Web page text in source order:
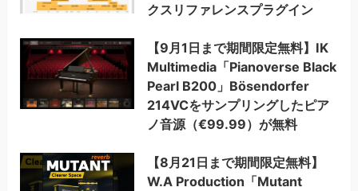
クスリファレンスプラグイン
【9月1日まで期間限定無料】IK
Multimedia「Pianoverse Black
Pearl B200」Bösendorfer
214VCをサンプリングしたピア
ノ音源（€99.99）が無料
【8月21日まで期間限定無料】
W.A Production「Mutant